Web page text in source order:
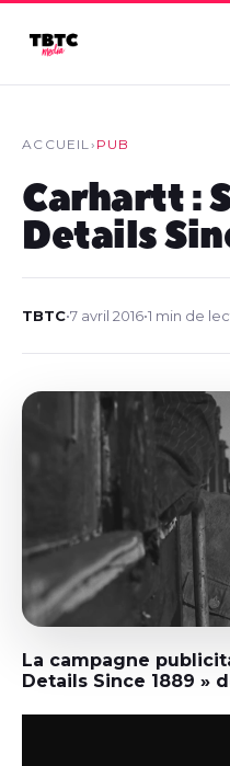
ACCUEIL› PUB
Carhartt :
Details
TBTC•7 avril 2016•1 min de
La campagne
Details Since 1889 »